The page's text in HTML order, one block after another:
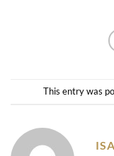
This entry was